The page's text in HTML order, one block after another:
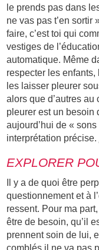
le prends pas dans
ne vas pas t’en sortir
faire, c’est toi qui
vestiges de
automatique. Même
respecter les
les laisser pleurer
alors que d’autres
pleurer est un besoin
aujourd’hui de «
interprétation précise.
EXPLORER
Il y a de quoi être
questionnement et à
ressent. Pour ma
être de besoin, qu’il
prennent soin de lui,
comblés il ne va pas